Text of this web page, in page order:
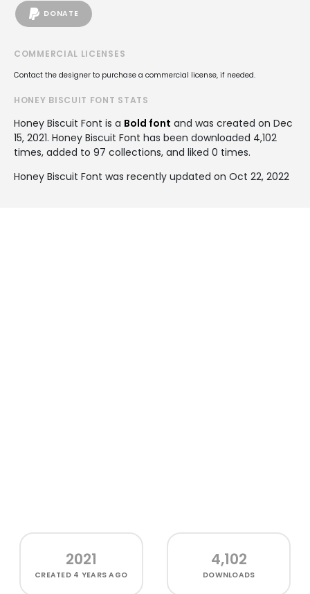
DONATE
COMMERCIAL LICENSES
Contact the designer to purchase a commercial license, if needed.
HONEY BISCUIT FONT STATS
Honey Biscuit Font is a Bold font and was created on Dec
15, 2021. Honey Biscuit Font has been downloaded 4,102
times, added to 97 collections, and liked 0 times.
Honey Biscuit Font was recently updated on Oct 22, 2022
2021
CREATED 4 YEARS AGO
4,102
DOWNLOADS